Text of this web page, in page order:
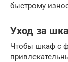
быстрому
Уход за
Чтобы шкаф с